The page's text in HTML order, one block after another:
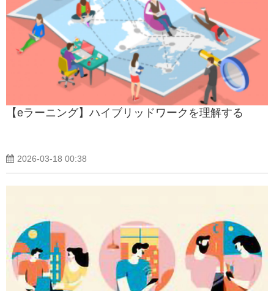
【eラーニング】ハイブリッドワークを理解する
2026-03-18 00:38